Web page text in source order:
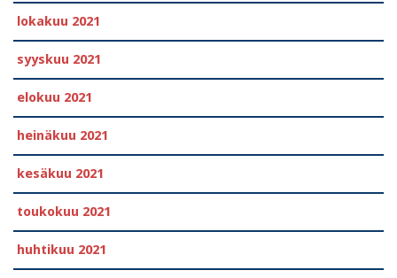
lokakuu 2021
syyskuu 2021
elokuu 2021
heinäkuu 2021
kesäkuu 2021
toukokuu 2021
huhtikuu 2021